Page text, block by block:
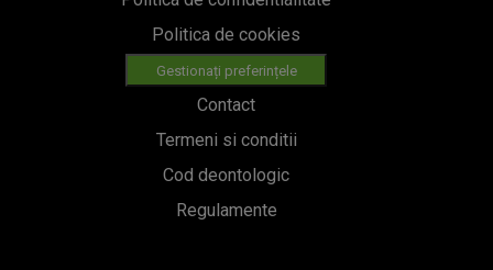
Politica de cookies
Gestionați preferințele
Contact
Termeni si conditii
Cod deontologic
Regulamente